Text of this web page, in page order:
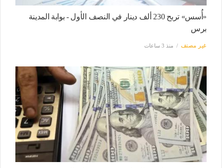
«أُسس» تربح 230 ألف دينار في النصف الأول - بوابة المدينة
برس
غير مصنف منذ 3 ساعات